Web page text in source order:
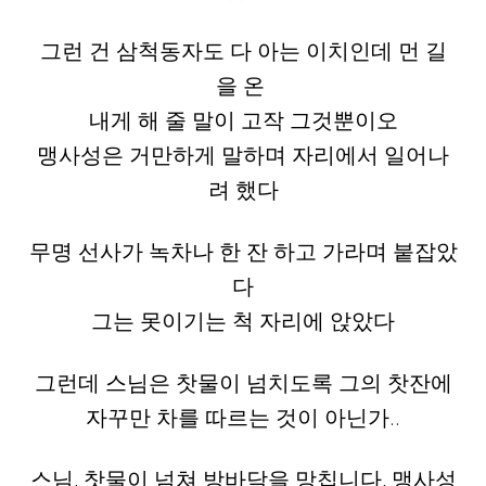
그런 건 삼척동자도 다 아는 이치인데 먼 길
을 온
내게 해 줄 말이 고작 그것뿐이오
맹사성은 거만하게 말하며 자리에서 일어나
려 했다
무명 선사가 녹차나 한 잔 하고 가라며 붙잡았
다
그는 못이기는 척 자리에 앉았다
그런데 스님은 찻물이 넘치도록 그의 찻잔에
자꾸만 차를 따르는 것이 아닌가..
스님, 찻물이 넘쳐 방바닥을 망칩니다, 맹사성